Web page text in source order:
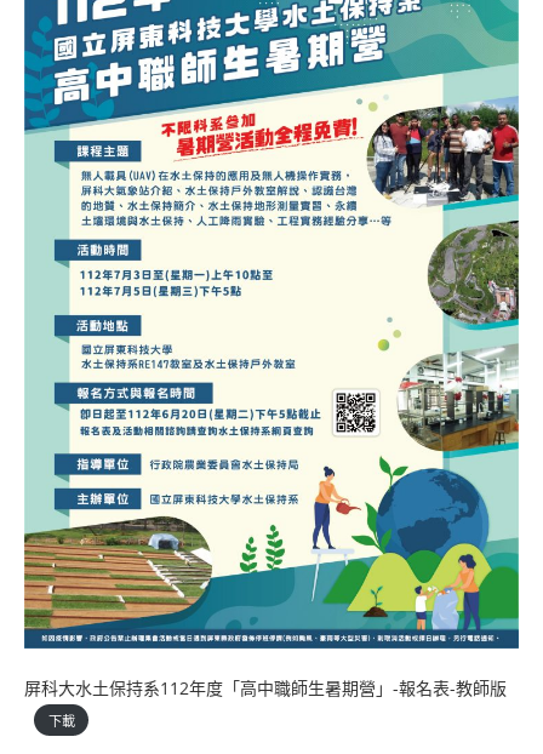
屏科大水土保持系112年度「高中職師生暑期營」-報名表-教師版
下載